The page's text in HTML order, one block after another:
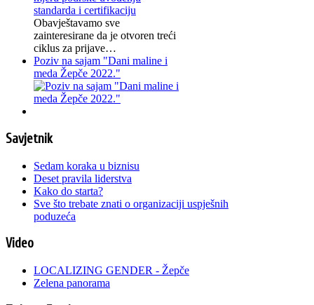
Obavještavamo sve
zainteresirane da je otvoren treći
ciklus za prijave…
Poziv na sajam "Dani maline i
meda Žepče 2022."
Savjetnik
Sedam koraka u biznisu
Deset pravila liderstva
Kako do starta?
Sve što trebate znati o organizaciji uspješnih
poduzeća
Video
LOCALIZING GENDER - Žepče
Zelena panorama